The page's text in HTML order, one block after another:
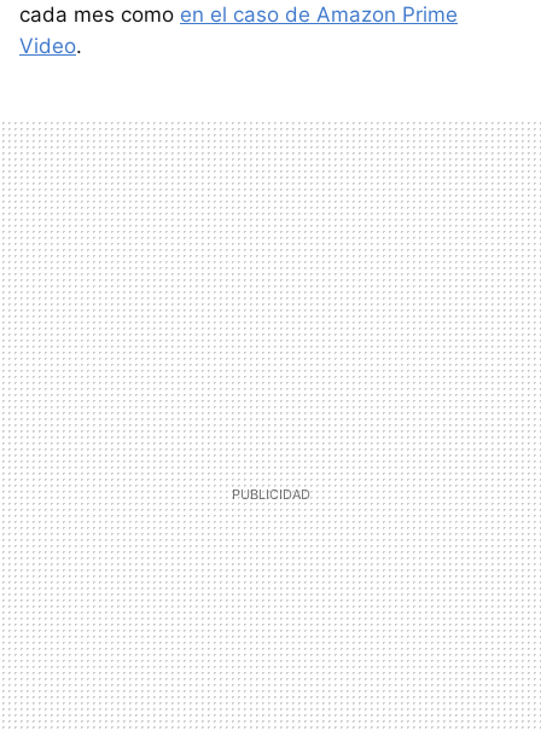
cada mes como en el caso de Amazon Prime
Video.